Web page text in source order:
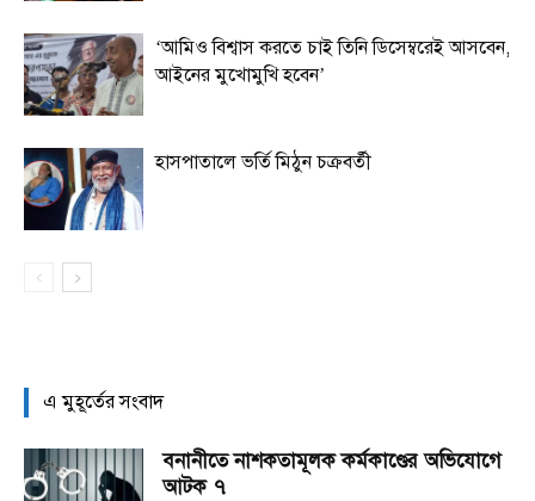
‘আমিও বিশ্বাস করতে চাই তিনি ডিসেম্বরেই আসবেন,
আইনের মুখোমুখি হবেন’
হাসপাতালে ভর্তি মিঠুন চক্রবর্তী
এ মুহূর্তের সংবাদ
বনানীতে নাশকতামূলক কর্মকাণ্ডের অভিযোগে
আটক ৭